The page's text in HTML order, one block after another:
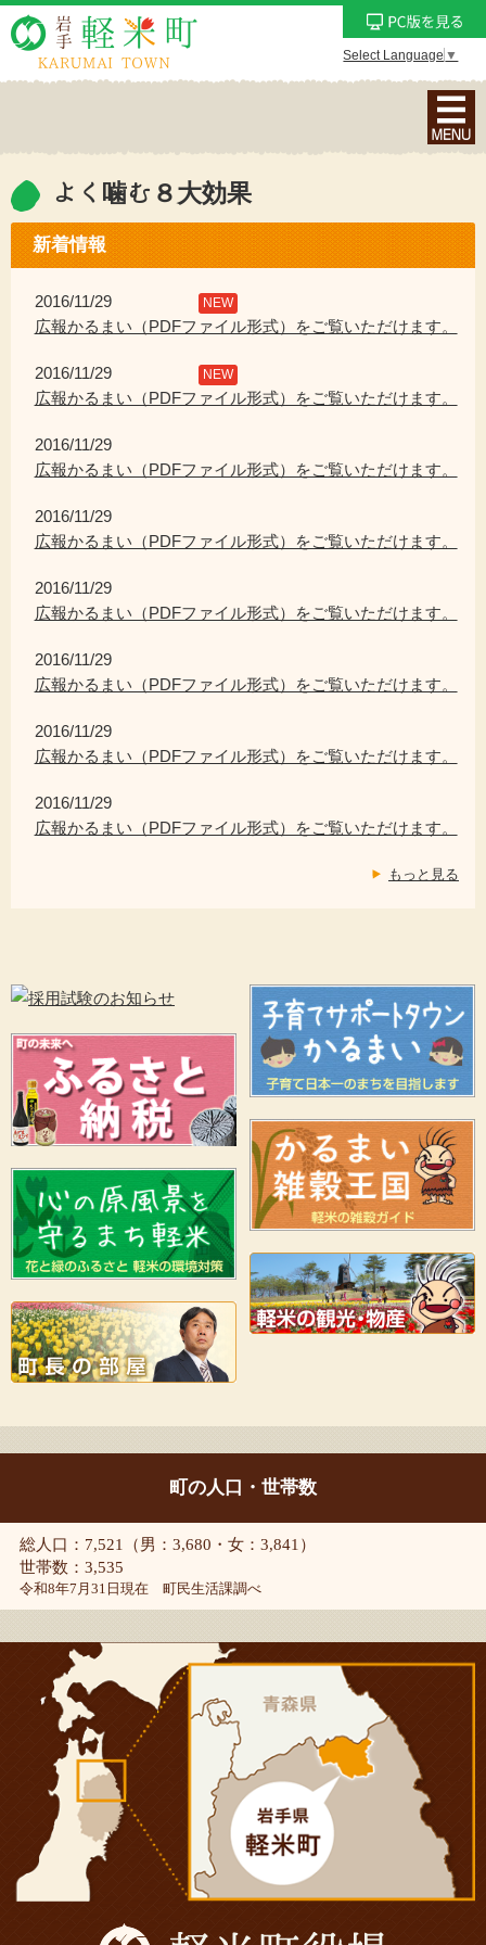
Select Language ▼
ナ
ビ
ョ
ン
ニ
を
よく噛む８大効果
新着情報
2016/11/29 NEW
広報かるまい（PDFファイル形式）をご覧いただけます。
2016/11/29 NEW
広報かるまい（PDFファイル形式）をご覧いただけます。
2016/11/29
広報かるまい（PDFファイル形式）をご覧いただけます。
2016/11/29
広報かるまい（PDFファイル形式）をご覧いただけます。
2016/11/29
広報かるまい（PDFファイル形式）をご覧いただけます。
2016/11/29
広報かるまい（PDFファイル形式）をご覧いただけます。
2016/11/29
広報かるまい（PDFファイル形式）をご覧いただけます。
2016/11/29
広報かるまい（PDFファイル形式）をご覧いただけます。
もっと見る
町の人口・世帯数
総人口：7,521（男：3,680・女：3,841）
世帯数：3,535
令和8年7月31日現在 町民生活課調べ